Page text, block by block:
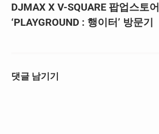
DJMAX X V-SQUARE 팝업스토어
‘PLAYGROUND : 행이터’ 방문기
댓글 남기기